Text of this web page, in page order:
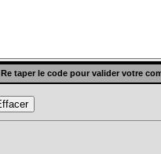
Re taper le code pour valider votre